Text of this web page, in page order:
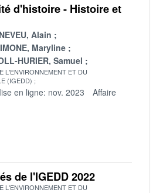
d'histoire - Histoire et
NEVEU, Alain
Maryline
HURIER, Samuel
L'ENVIRONNEMENT ET DU
(IGEDD)
en ligne: nov. 2023
Affaire
de l'IGEDD 2022
L'ENVIRONNEMENT ET DU